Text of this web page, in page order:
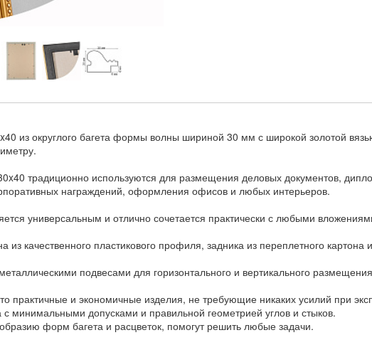
из округлого багета формы волны шириной 30 мм с широкой золотой
традиционно используются для размещения деловых документов,
награждений, оформления офисов и любых интерьеров.
универсальным и отлично сочетается практически с любыми
из качественного пластикового профиля, задника из переплетного картона
подвесами для горизонтального и вертикального
практичные и экономичные изделия, не требующие никаких усилий при
с минимальными допусками и правильной геометрией углов и стыков.
форм багета и расцветок, помогут решить любые задачи.